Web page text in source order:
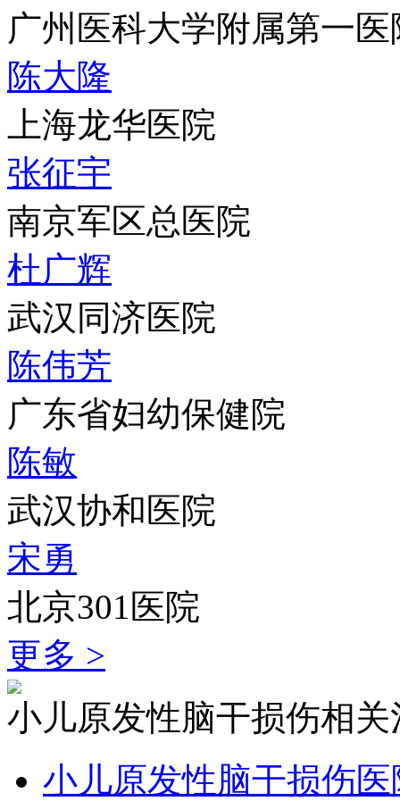
广州医科大学附属第一医
陈大隆
上海龙华医院
张征宇
南京军区总医院
杜广辉
武汉同济医院
陈伟芳
广东省妇幼保健院
陈敏
武汉协和医院
宋勇
北京301医院
更多 >
小儿原发性脑干损伤相
小儿原发性脑干损伤